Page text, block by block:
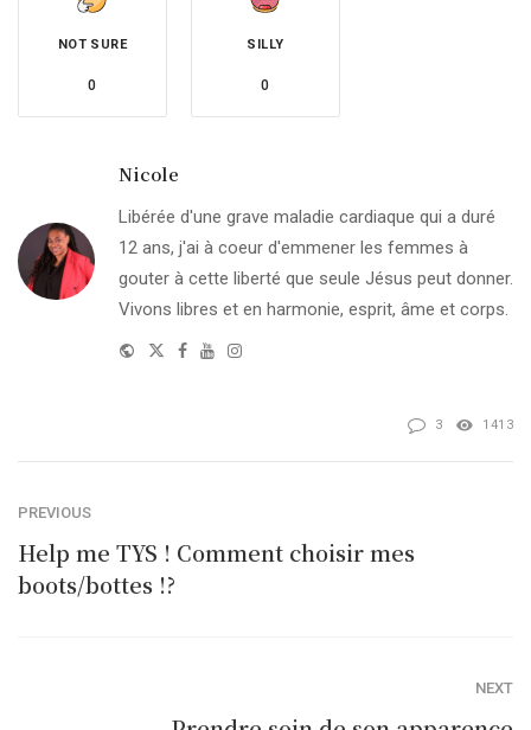
NOT SURE
0
SILLY
0
Nicole
Libérée d'une grave maladie cardiaque qui a duré
12 ans, j'ai à coeur d'emmener les femmes à
gouter à cette liberté que seule Jésus peut donner.
Vivons libres et en harmonie, esprit, âme et corps.
WebsiteTwitter
Facebook
YoutubeInstagram
3 1413
PREVIOUS
Help me TYS ! Comment choisir mes
boots/bottes !?
NEXT